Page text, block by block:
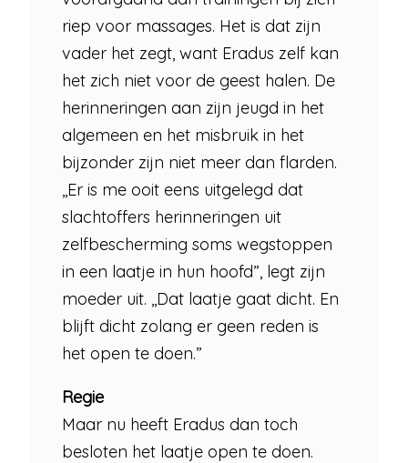
riep voor massages. Het is dat zijn
vader het zegt, want Eradus zelf kan
het zich niet voor de geest halen. De
herinneringen aan zijn jeugd in het
algemeen en het misbruik in het
bijzonder zijn niet meer dan flarden.
,,Er is me ooit eens uitgelegd dat
slachtoffers herinneringen uit
zelfbescherming soms wegstoppen
in een laatje in hun hoofd”, legt zijn
moeder uit. ,,Dat laatje gaat dicht. En
blijft dicht zolang er geen reden is
het open te doen.”
Regie
Maar nu heeft Eradus dan toch
besloten het laatje open te doen.